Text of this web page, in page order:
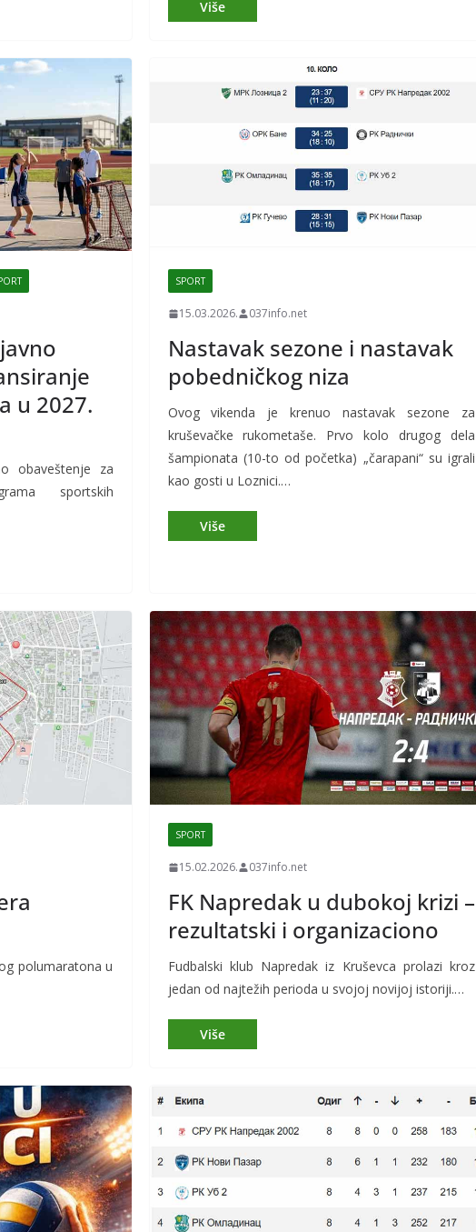
u 2027.
obaveštenje za
sportskih
SPORT
15.03.2026. 037info.net
Nastavak sezone i nastavak
pobedničkog niza
Ovog vikenda je krenuo nastavak sezone za
kruševačke rukometaše. Prvo kolo drugog dela
šampionata (10-to od početka) „čarapani“ su igrali
kao gosti u Loznici.…
polumaratona u
SPORT
15.02.2026. 037info.net
FK Napredak u dubokoj krizi –
rezultatski i organizaciono
Fudbalski klub Napredak iz Kruševca prolazi kroz
jedan od najtežih perioda u svojoj novijoj istoriji.…